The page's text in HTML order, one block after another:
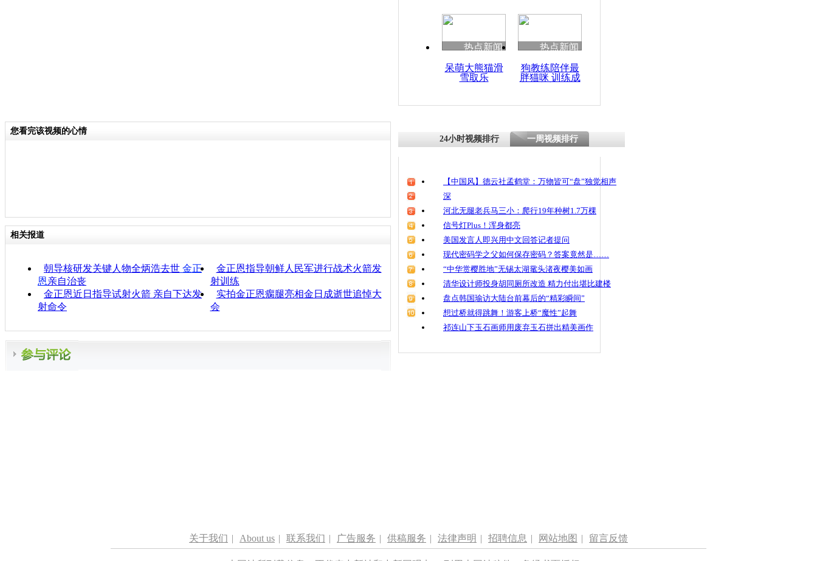
热点新闻
呆萌大熊猫滑
雪取乐
热点新闻
狗教练陪伴最
胖猫咪 训练成
您看完该视频的心情
相关报道
朝导核研发关键人物全炳浩去世 金正
恩亲自治丧
金正恩指导朝鲜人民军进行战术火箭发
射训练
金正恩近日指导试射火箭 亲自下达发
射命令
实拍金正恩瘸腿亮相金日成逝世追悼大
会
24小时视频排行 一周视频排行
【中国风】德云社孟鹤堂：万物皆可“盘”独觉相声
深
河北无腿老兵马三小：爬行19年种树1.7万棵
信号灯Plus！浑身都亮
美国发言人即兴用中文回答记者提问
现代密码学之父如何保存密码？答案竟然是……
“中华赏樱胜地”无锡太湖鼋头渚夜樱美如画
清华设计师投身胡同厕所改造 精力付出堪比建楼
盘点韩国瑜访大陆台前幕后的“精彩瞬间”
想过桥就得跳舞！游客上桥“魔性”起舞
祁连山下玉石画师用废弃玉石拼出精美画作
关于我们 | About us | 联系我们 | 广告服务 | 供稿服务 | 法律声明 | 招聘信息 | 网站地图 | 留言反馈